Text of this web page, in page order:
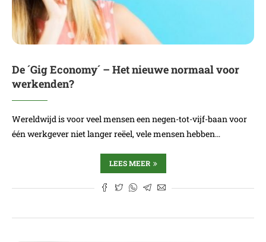
De ´Gig Economy´ – Het nieuwe normaal voor
werkenden?
Wereldwijd is voor veel mensen een negen-tot-vijf-baan voor
één werkgever niet langer reëel, vele mensen hebben…
LEES MEER